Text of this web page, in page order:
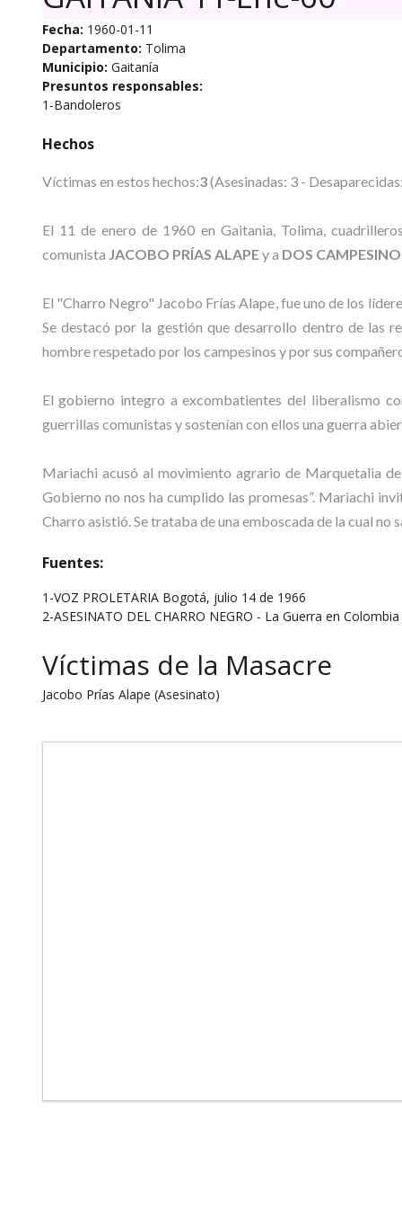
Fecha: 1960-01-11
Departamento: Tolima
Municipio: Gaitanía
Presuntos responsables:
1-Bandoleros
Hechos
Víctimas en estos hechos:3(Asesinadas: 3 -
El 11 de enero de 1960 en Gaitania, Tolima,
comunista JACOBO PRÍAS ALAPEy a DOS
El "Charro Negro" Jacobo Frías Alape, fue uno de los
Se destacó por la gestión que desarrollo dentro de las
hombre respetado por los campesinos y por sus
El gobierno integro a excombatientes del liberalismo
guerrillas comunistas y sostenían con ellos una guerra
Mariachi acusó al movimiento agrario de Marquetalia
Gobierno no nos ha cumplido las promesas”. Mariachi
Charro asistió. Se trataba de una emboscada de la cual no
Fuentes:
1-VOZ PROLETARIA Bogotá, julio 14 de 1966
2-ASESINATO DEL CHARRO NEGRO - La Guerra en
Víctimas de la Masacre
Jacobo Prías Alape (Asesinato)